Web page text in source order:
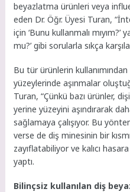
beyazlatma ürünleri veya
eden Dr. Öğr. Üyesi Turan,
için ‘Bunu kullanmalı
mu?’ gibi sorularla sıkça
Bu tür ürünlerin
yüzeylerinde aşınmalar
Turan, “Çünkü bazı ürünler,
yerine yüzeyini aşındırarak
sağlamaya çalışıyor. Bu
verse de diş minesinin bir
zayıflatabiliyor ve kalıcı
yaptı.
Bilinçsiz kullanılan diş